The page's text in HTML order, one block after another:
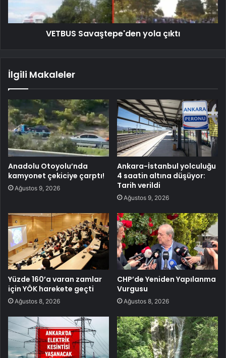
VETBUS Savaştepe'den yola çıktı
İlgili Makaleler
Anadolu Otoyolu’nda
kamyonet çekiciye çarptı!
Ağustos 9, 2026
Ankara-İstanbul yolculuğu
4 saatin altına düşüyor:
Tarih verildi
Ağustos 9, 2026
Yüzde 160’a varan zamlar
için YÖK harekete geçti
Ağustos 8, 2026
CHP’de Yeniden Yapılanma
Vurgusu
Ağustos 8, 2026